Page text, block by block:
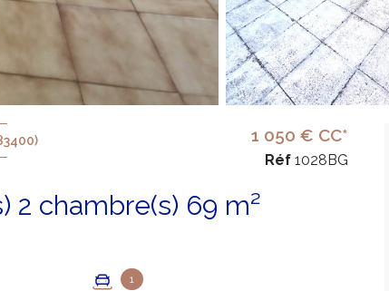
Appartement 3 pièce(s) 2 chambre(s) 69 m²
1
1 050 € CC*
Réf 1028BG